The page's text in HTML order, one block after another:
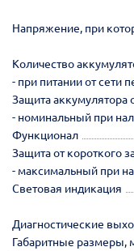
Напряжение, при
Количество
- при питании от сети
Защита аккумулятора
- номинальный при
Функционал
Защита от короткого
- максимальный при
Световая индикация
Диагностические
Габаритные размеры,